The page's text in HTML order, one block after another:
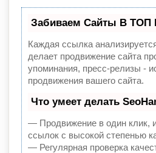
Забиваем Сайты В ТОП
Каждая ссылка
делает продвижение сайта
упоминания, пресс-релизы -
продвижения вашего сайта.
Что умеет делать
— Продвижение в один клик,
ссылок с высокой степенью
— Регулярная проверка